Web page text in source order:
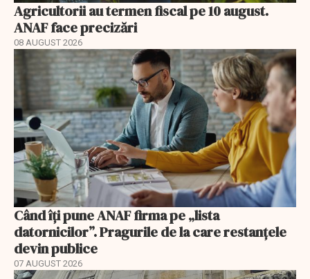
Agricultorii au termen fiscal pe 10 august.
ANAF face precizări
08 AUGUST 2026
Când îți pune ANAF firma pe „lista
datornicilor”. Pragurile de la care restanțele
devin publice
07 AUGUST 2026